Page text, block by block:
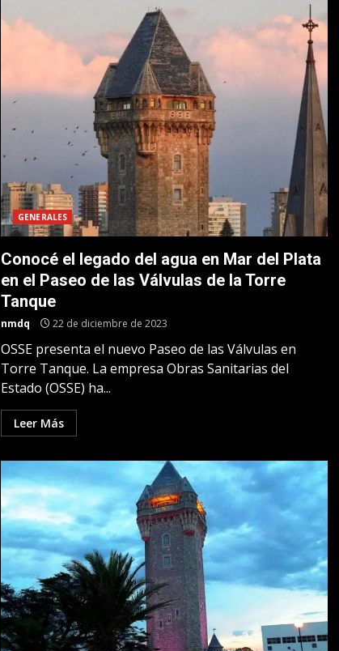
GENERALES
Conocé el legado del agua en Mar del Plata
en el Paseo de las Válvulas de la Torre
Tanque
nmdq 22 de diciembre de 2023
OSSE presenta el nuevo Paseo de las Válvulas en
Torre Tanque. La empresa Obras Sanitarias del
Estado (OSSE) ha...
Leer Más